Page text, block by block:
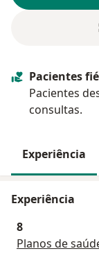
Pacientes
Pacientes
consultas.
Experiência
Experiência
8
Planos de